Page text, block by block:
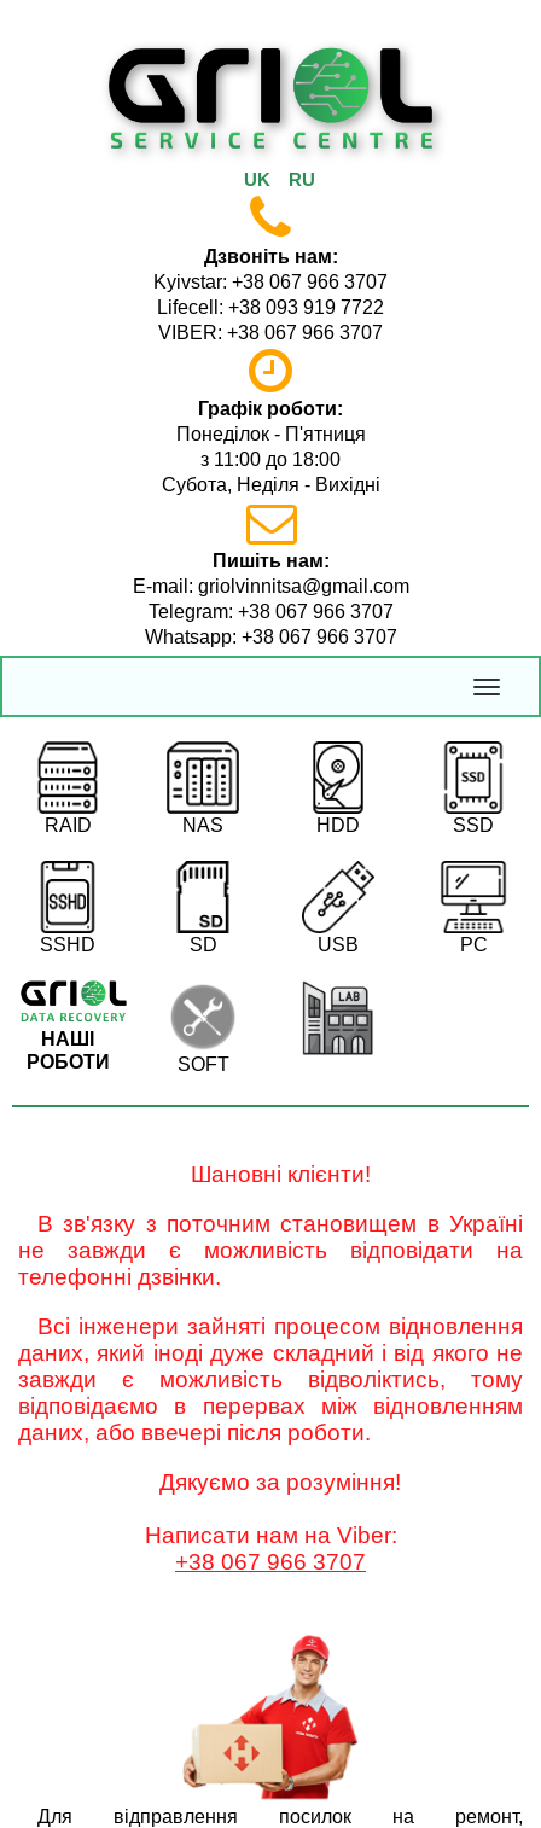
UK RU
Дзвоніть нам:
Kyivstar: +38 067 966 3707
Lifecell: +38 093 919 7722
VIBER: +38 067 966 3707
Графік роботи:
Понеділок - П'ятниця
з 11:00 до 18:00
Субота, Неділя - Вихідні
Пишіть нам:
E-mail: griolvinnitsa@gmail.com
Telegram: +38 067 966 3707
Whatsapp: +38 067 966 3707
RAID NAS HDD SSD
SSHD SD USB PC
НАШІ
РОБОТИ
SOFT
Шановні клієнти!
В зв'язку з поточним становищем в Україні
не завжди є можливість відповідати на
телефонні дзвінки.
Всі інженери зайняті процесом відновлення
даних, який іноді дуже складний і від якого не
завжди є можливість відволіктись, тому
відповідаємо в перервах між відновленням
даних, або ввечері після роботи.
Дякуємо за розуміння!
Написати нам на Viber:
+38 067 966 3707
Для відправлення посилок на ремонт,